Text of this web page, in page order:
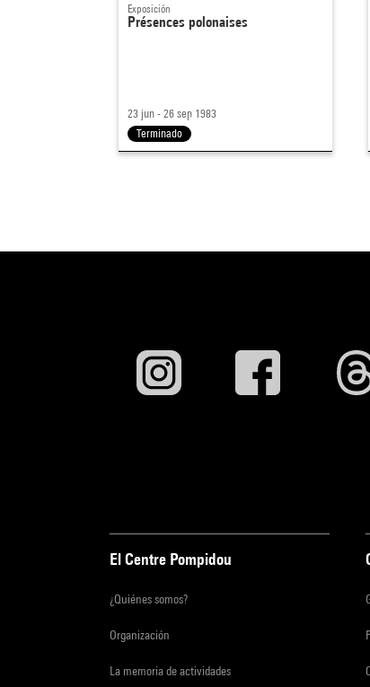
Exposición
Présences polonaises
23 jun - 26 sep 1983
Terminado
El Centre Pompidou
¿Quiénes somos?
Organización
La memoria de actividades